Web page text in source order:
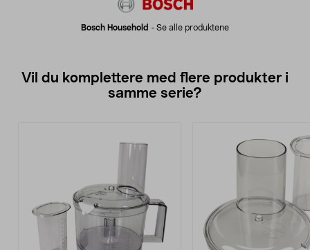
Bosch Household - Se alle produktene
Vil du komplettere med flere produkter i
samme serie?